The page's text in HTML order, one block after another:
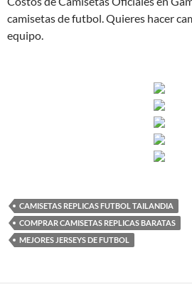
camisetas de futbol. Quieres hacer
equipo.
CAMISETAS REPLICAS FUTBOL TAILANDIA
COMPRAR CAMISETAS REPLICAS BARATAS
MEJORES JERSEYS DE FUTBOL